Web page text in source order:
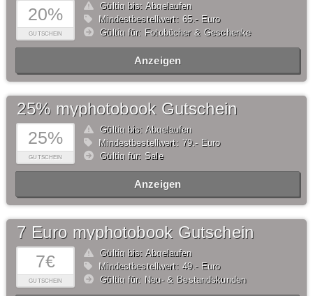
20%
GUTSCHEIN
Gültig bis: Abgelaufen
Mindestbestellwert: 65,- Euro
Gültig für: Fotobücher & Geschenke
Anzeigen
25%
GUTSCHEIN
25% myphotobook Gutschein
Gültig bis: Abgelaufen
Mindestbestellwert: 79,- Euro
Gültig für: Sale
Anzeigen
7€
GUTSCHEIN
7 Euro myphotobook Gutschein
Gültig bis: Abgelaufen
Mindestbestellwert: 49,- Euro
Gültig für: Neu- & Bestandskunden